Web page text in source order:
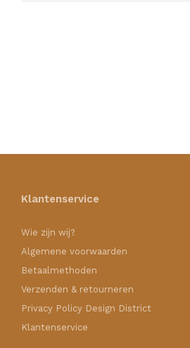
Klantenservice
Wie zijn wij?
Algemene voorwaarden
Betaalmethoden
Verzenden & retourneren
Privacy Policy Design District
Klantenservice